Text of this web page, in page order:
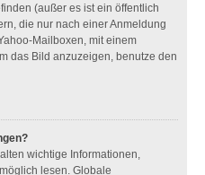
(außer es ist ein öffentlich
die nur nach einer Anmeldung
Mailboxen, mit einem
das Bild anzuzeigen, benutze den
wichtige Informationen,
lesen. Globale